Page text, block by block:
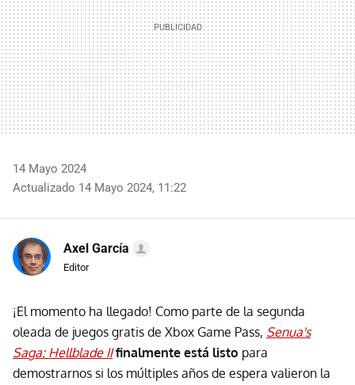
14 Mayo 2024
Actualizado 14 Mayo 2024, 11:22
Axel García
Editor
¡El momento ha llegado! Como parte de la segunda
oleada de juegos gratis de Xbox Game Pass, Senua's
Saga: Hellblade II finalmente está listo para
demostrarnos si los múltiples años de espera valieron la